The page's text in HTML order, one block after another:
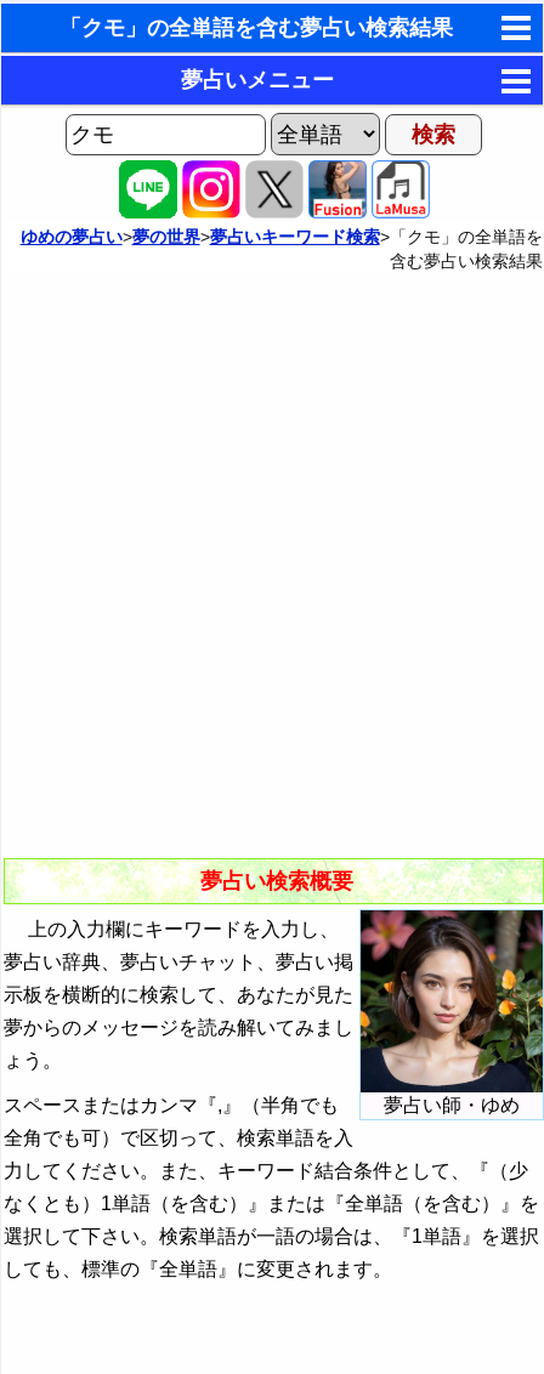
「クモ」の全単語を含む夢占い検索結果
東洋・西洋占星術
ホラリー占星術
手相占いで未来診断
タロットカードで無料占い
夢占いメニュー
AIゆめの夢占いチャット
ヨセフの夢占い
夢占い掲示板
ゆめの夢占い>夢の世界>夢占いキーワード検索>「クモ」の全単語を
含む夢占い検索結果
夢占い検索概要
夢占い師・ゆめ
上の入力欄にキーワードを入力し、
夢占い辞典、夢占いチャット、夢占い掲
示板を横断的に検索して、あなたが見た
夢からのメッセージを読み解いてみまし
ょう。
スペースまたはカンマ『,』（半角でも
全角でも可）で区切って、検索単語を入
力してください。また、キーワード結合条件として、『（少
なくとも）1単語（を含む）』または『全単語（を含む）』を
選択して下さい。検索単語が一語の場合は、『1単語』を選択
しても、標準の『全単語』に変更されます。